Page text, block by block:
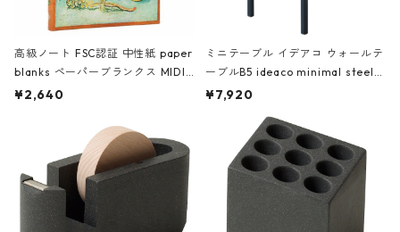
高級ノート FSC認証 中性紙 paper
blanks ペーパーブランクス MIDI
ハードカバー 罫線 ヴァン・ゴッホ
¥2,640
ミニテーブル イデアコ ウォールテ
ーブルB5 ideaco minimal steel f
urniture WALL Table B5 ネイビー
¥7,920